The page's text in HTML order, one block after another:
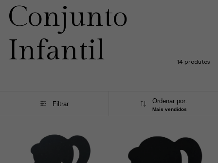
Conjunto
Infantil
14 produtos
Filtrar Ordenar por:
Mais vendidos